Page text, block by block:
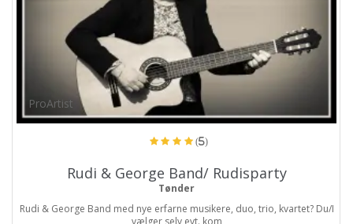
ProArtist
(5)
Rudi & George Band/ Rudisparty
Tønder
Rudi & George Band med nye erfarne musikere, duo, trio, kvartet? Du/I